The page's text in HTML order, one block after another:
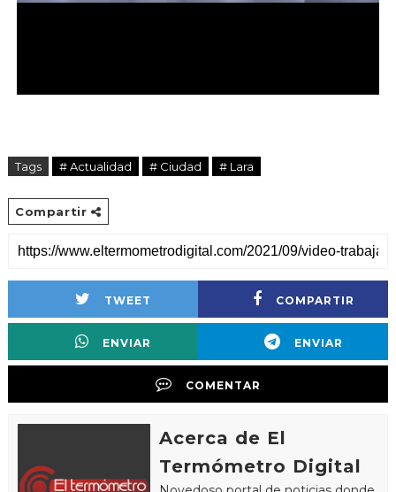
Tags # Actualidad # Ciudad # Lara
Compartir
TWEET COMPARTIR
ENVIAR ENVIAR
COMENTAR
Acerca de El
Termómetro Digital